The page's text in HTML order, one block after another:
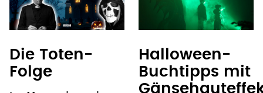
Die Toten-
Folge
Halloween-
Buchtipps mit